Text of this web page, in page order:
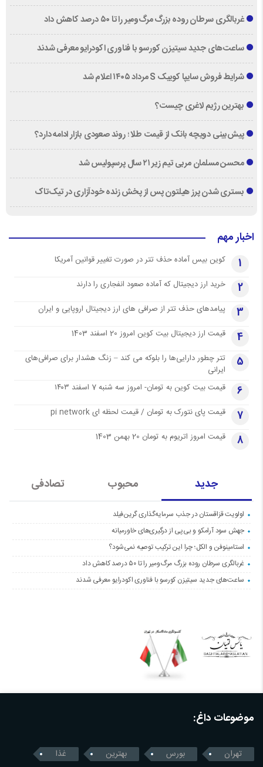
غربالگری سرطان روده بزرگ مرگ‌ومیر را تا ۵۰ درصد کاهش داد
ساعت‌های جدید سیتیزن کورسو با فناوری اکودرایو معرفی شدند
شرایط فروش سایپا کوییک S مرداد ۱۴۰۵ اعلام شد
بهترین رژیم لاغری چیست؟
پیش‌بینی دویچه‌ بانک از قیمت طلا ؛ روند صعودی بازار ادامه دارد؟
محسن مسلمان مربی تیم زیر ۲۱ سال پرسپولیس شد
بستری شدن پرز هیلتون پس از پخش زنده خودآزاری در تیک‌تاک
اخبار مهم
1 کوین بیس آماده حذف تتر در صورت تغییر قوانین آمریکا
2 خرید ارز دیجیتال که آماده صعود انفجاری را دارند
3 پیامدهای حذف تتر از صرافی های ارز دیجیتال اروپایی و ایران
4 قیمت ارز دیجیتال بیت کوین امروز 20 اسفند 1403
5
تتر چطور دارایی‌ها را بلوکه می کند – زنگ هشدار برای صرافی‌های
ایرانی
6 قیمت بیت کوین به تومان- امروز سه شنبه 7 اسفند ۱۴۰۳
7 قیمت پای نتورک به تومان / قیمت لحظه ای pi network
8 قیمت امروز اتریوم به تومان 20 بهمن 1403
جدید محبوب تصادفی
اولویت قزاقستان در جذب سرمایه‌گذاری گرین‌فیلد
جهش سود آرامکو و بی‌پی از درگیری‌های خاورمیانه
استامینوفن و الکل؛ چرا این ترکیب توصیه نمی‌شود؟
غربالگری سرطان روده بزرگ مرگ‌ومیر را تا ۵۰ درصد کاهش داد
ساعت‌های جدید سیتیزن کورسو با فناوری اکودرایو معرفی شدند
موضوعات داغ:
تهران بورس بهترین غذا